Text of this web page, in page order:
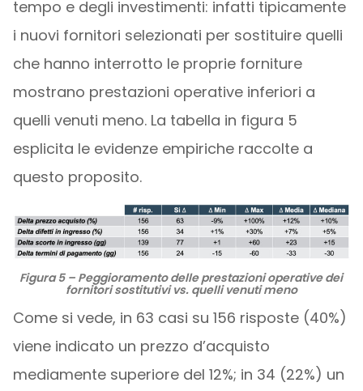
tempo e degli investimenti: infatti tipicamente
i nuovi fornitori selezionati per sostituire quelli
che hanno interrotto le proprie forniture
mostrano prestazioni operative inferiori a
quelli venuti meno. La tabella in figura 5
esplicita le evidenze empiriche raccolte a
questo proposito.
Figura 5 – Peggioramento delle prestazioni operative dei
fornitori sostitutivi vs. quelli venuti meno
Come si vede, in 63 casi su 156 risposte (40%)
viene indicato un prezzo d’acquisto
mediamente superiore del 12%; in 34 (22%) un